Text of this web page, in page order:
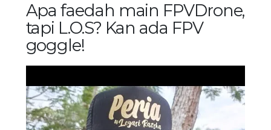
Apa faedah main FPVDrone,
tapi L.O.S? Kan ada FPV
goggle!